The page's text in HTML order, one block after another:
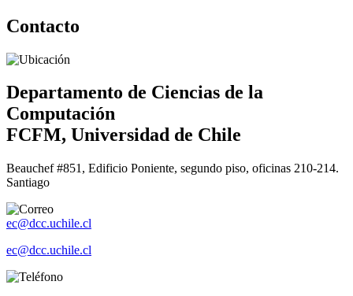
Contacto
Departamento de Ciencias de la
Computación
FCFM, Universidad de Chile
Beauchef #851, Edificio Poniente, segundo piso, oficinas 210-214.
Santiago
ec@dcc.uchile.cl
ec@dcc.uchile.cl